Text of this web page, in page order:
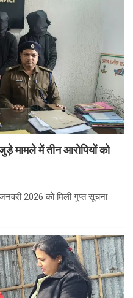
मामले में तीन आरोपियों को
2026 को मिली गुप्त सूचना